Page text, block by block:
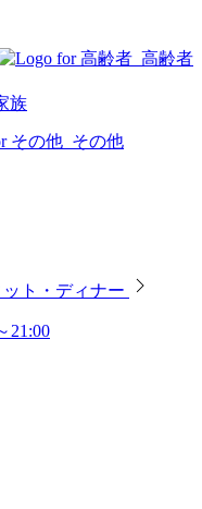
高齢者
族
その他
ト・ディナー
21:00